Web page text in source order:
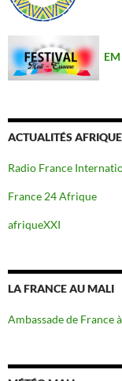
ACTUALITÉS AFRIQUE
Radio France
France 24 Afrique
afriqueXXI
LA FRANCE AU MALI
Ambassade de France